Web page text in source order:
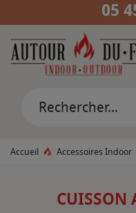
05
Accueil Accessoires Indoor
CUISSON